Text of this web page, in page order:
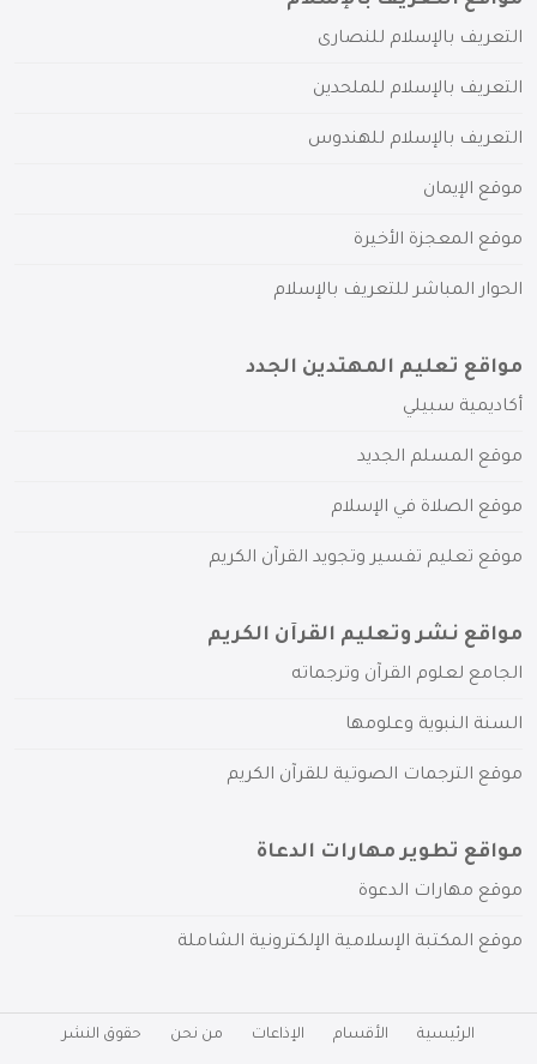
التعريف بالإسلام للنصارى
التعريف بالإسلام للملحدين
التعريف بالإسلام للهندوس
موقع الإيمان
موقع المعجزة الأخيرة
الحوار المباشر للتعريف بالإسلام
مواقع تعليم المهتدين الجدد
أكاديمية سبيلي
موقع المسلم الجديد
موقع الصلاة في الإسلام
موقع تعليم تفسير وتجويد القرآن الكريم
مواقع نشر وتعليم القرآن الكريم
الجامع لعلوم القرآن وترجماته
السنة النبوية وعلومها
موقع الترجمات الصوتية للقرآن الكريم
مواقع تطوير مهارات الدعاة
موقع مهارات الدعوة
موقع المكتبة الإسلامية الإلكترونية الشاملة
الرئيسية الأقسام الإذاعات من نحن حقوق النشر